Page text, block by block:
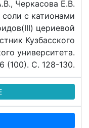
Черкасова Е.В.
с катионами
цериевой
Кузбасского
университета.
(100). C. 128-130.